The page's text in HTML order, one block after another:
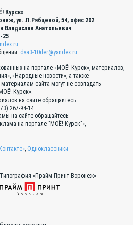
Курск»
ул. Л.Рябцевой, 54, офис 202
Владислав Анатольевич
25
dva3-10der@yandex.ru
на портале «МОЁ! Курск», материалов,
«Народные новости», а также
сайта могут не совпадать
Курск».
на сайте обращайтесь:
267-94-14
на сайте обращайтесь:
на портале "МОЁ! Курск"»,
, Одноклассники
Типография «Прайм Принт Воронеж»